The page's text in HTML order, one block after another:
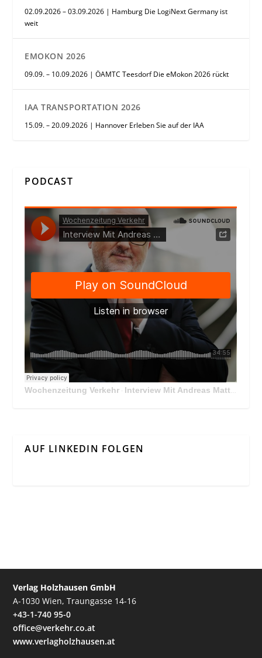
02.09.2026 – 03.09.2026 | Hamburg Die LogiNext Germany ist
weit
EMOKON 2026
09.09. – 10.09.2026 | ÖAMTC Teesdorf Die eMokon 2026 rückt
IAA TRANSPORTATION 2026
15.09. – 20.09.2026 | Hannover Erleben Sie auf der IAA
PODCAST
Wochenzeitung Verkehr · Interview Mit Andreas Matthä, CEO der ÖBB Holding
AUF LINKEDIN FOLGEN
Verlag Holzhausen GmbH
A-1030 Wien, Traungasse 14-16
+43-1-740 95-0
office@verkehr.co.at
www.verlagholzhausen.at